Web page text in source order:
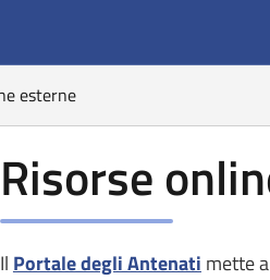
esterne
Risorse
Il Portale degli Antenati mette